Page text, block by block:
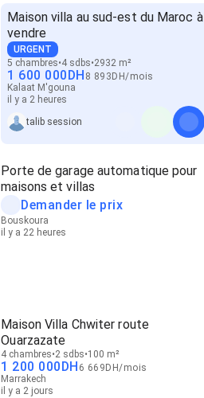
Maison villa au sud-est du Maroc à
vendre
URGENT
5 chambres 4 sdbs 2932 m²
1 600 000 DH 8 893 DH/mois
Kalaat M'gouna
il y a 2 heures
talib session
Porte de garage automatique pour
maisons et villas
Demander le prix
Bouskoura
il y a 22 heures
Maison Villa Chwiter route
Ouarzazate
4 chambres 2 sdbs 100 m²
1 200 000 DH 6 669 DH/mois
Marrakech
il y a 2 jours